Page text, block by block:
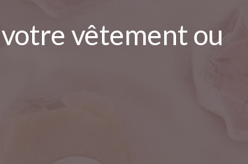
vêtement ou